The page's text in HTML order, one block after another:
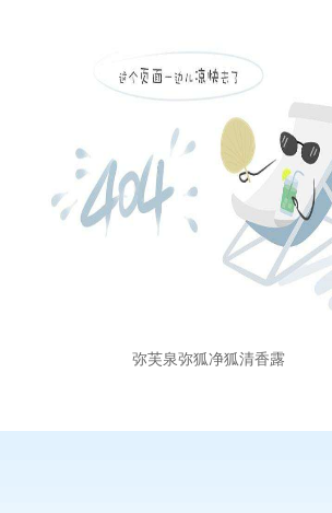
弥芙泉弥狐净狐清香露